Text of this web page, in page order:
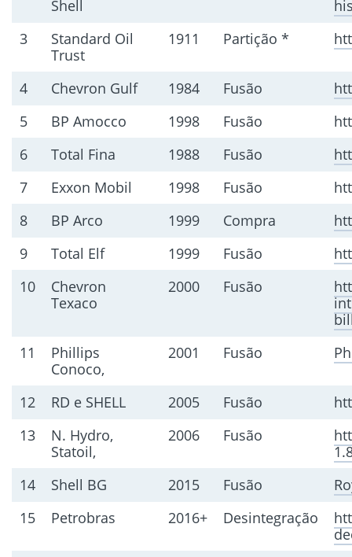
Shell
3
Standard Oil
Trust
1911 Partição *
4 Chevron Gulf 1984 Fusão
5
BP Amocco 1998 Fusão
6
Total Fina 1988 Fusão
7
Exxon Mobil 1998 Fusão
8
BP Arco 1999 Compra
9
Total Elf 1999 Fusão
10
Chevron
Texaco
2000 Fusão
11
Phillips
Conoco,
2001 Fusão
12 RD e SHELL 2005 Fusão
13
N. Hydro,
Statoil,
2006 Fusão
14
Shell BG 2015 Fusão
15
Petrobras 2016+ Desintegração